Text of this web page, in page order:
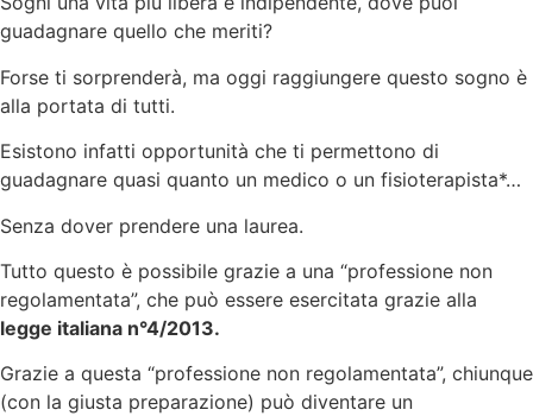
guadagnare quello che meriti?
Forse ti sorprenderà, ma oggi raggiungere questo sogno è
alla portata di tutti.
Esistono infatti opportunità che ti permettono di
guadagnare quasi quanto un medico o un fisioterapista*…
Senza dover prendere una laurea.
Tutto questo è possibile grazie a una “professione non
regolamentata”, che può essere esercitata grazie alla
legge italiana n°4/2013.
Grazie a questa “professione non regolamentata”, chiunque
(con la giusta preparazione) può diventare un